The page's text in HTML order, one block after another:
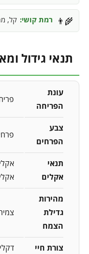
👨‍🌾 רמת קושי: קל,
תנאי גידול
עונת
הפריחה
צבע
הפרחים
תנאי
אקלים
מהירות
גדילת
הצמח
צורת חיי